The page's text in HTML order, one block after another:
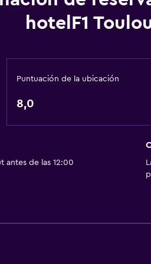
hotelF1
Puntuación de la ubicación
8,0
antes de las 12:00